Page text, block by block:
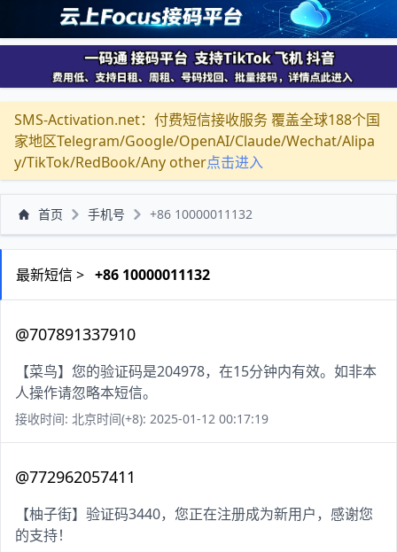
SMS-Activation.net：付费短信接收服务 覆盖全球188个国
家地区Telegram/Google/OpenAI/Claude/Wechat/Alipa
y/TikTok/RedBook/Any other点击进入
首页 手机号 +86 10000011132
最新短信 > +86 10000011132
@707891337910
【菜鸟】您的验证码是204978，在15分钟内有效。如非本
人操作请忽略本短信。
接收时间: 北京时间(+8): 2025-01-12 00:17:19
@772962057411
【柚子街】验证码3440，您正在注册成为新用户，感谢您
的支持！